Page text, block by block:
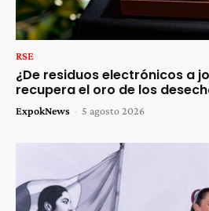
RSE
¿De residuos electrónicos a
recupera el oro de los
ExpokNews - 5 agosto 2026